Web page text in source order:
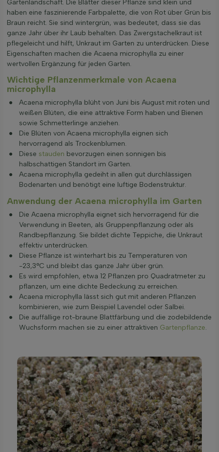
Gartenlandschaft. Die Blätter dieser Pflanze sind klein und
haben eine faszinierende Farbpalette, die von Rot über Grün bis
Braun reicht. Sie sind wintergrün, was bedeutet, dass sie das
ganze Jahr über ihr Laub behalten. Das Zwergstachelkraut ist
pflegeleicht und hilft, Unkraut im Garten zu unterdrücken. Diese
Eigenschaften machen die Acaena microphylla zu einer
wertvollen Ergänzung für jeden Garten.
Wichtige Pflanzenmerkmale von Acaena
microphylla
Acaena microphylla blüht von Juni bis August mit roten und
weißen Blüten, die eine attraktive Form haben und Bienen
sowie Schmetterlinge anziehen.
Die Blüten von Acaena microphylla eignen sich
hervorragend als Trockenblumen.
Diese stauden bevorzugen einen sonnigen bis
halbschattigen Standort im Garten.
Acaena microphylla gedeiht in allen gut durchlässigen
Bodenarten und benötigt eine luftige Bodenstruktur.
Anwendung der Acaena microphylla im Garten
Die Acaena microphylla eignet sich hervorragend für die
Verwendung in Beeten, als Gruppenpflanzung oder als
Randbepflanzung. Sie bildet dichte Teppiche, die Unkraut
effektiv unterdrücken.
Diese Pflanze ist winterhart bis zu Temperaturen von
-23,3°C und bleibt das ganze Jahr über grün.
Es wird empfohlen, etwa 12 Pflanzen pro Quadratmeter zu
pflanzen, um eine dichte Bedeckung zu erreichen.
Acaena microphylla lässt sich gut mit anderen Pflanzen
kombinieren, wie zum Beispiel Lavendel oder Salbei.
Die auffällige rot-braune Blattfärbung und die zodebildende
Wuchsform machen sie zu einer attraktiven Gartenpflanze.